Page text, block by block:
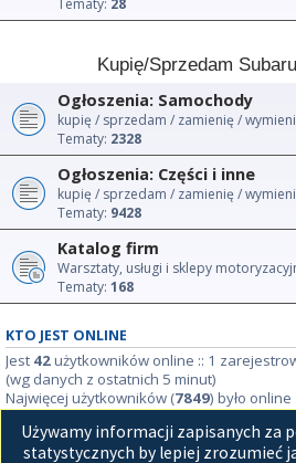
Tematy: 28
Kupię/Sprzedam
Ogłoszenia: Samochody
kupię / sprzedam / zamienię /
Tematy: 2328
Ogłoszenia: Części i inne
kupię / sprzedam / zamienię /
Tematy: 9428
Katalog firm
Warsztaty, usługi i sklepy
Tematy: 168
KTO JEST ONLINE
Jest 42użytkowników online :: 1
(wg danych z ostatnich 5 minut)
Najwięcej użytkowników (7849) było
STATYSTYKI
Używamy informacji zapisanych za
statystycznych by lepiej zrozumieć